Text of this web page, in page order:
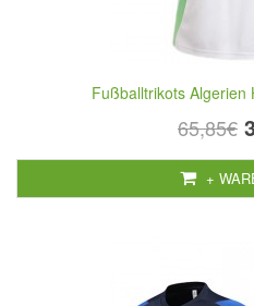
Fußballtrikots Algerien
65,85€
+